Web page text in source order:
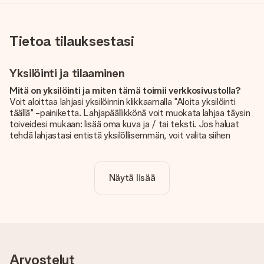
Tietoa tilauksestasi
Yksilöinti ja tilaaminen
Mitä on yksilöinti ja miten tämä toimii verkkosivustolla?
Voit aloittaa lahjasi yksilöinnin klikkaamalla "Aloita yksilöinti
täällä" -painiketta. Lahjapäällikkönä voit muokata lahjaa täysin
toiveidesi mukaan: lisää oma kuva ja / tai teksti. Jos haluat
tehdä lahjastasi entistä yksilöllisemmän, voit valita siihen
Sisältyykö yksilöinti hintaan?
Sivustolla näkyvä hinta sisältää lahjasi yksilöinnin. Hauskaa ja
asiakaspalvelutiimiimme ja liitä valokuva tilaamasi lahjan
Näytä lisää
Arvostelut